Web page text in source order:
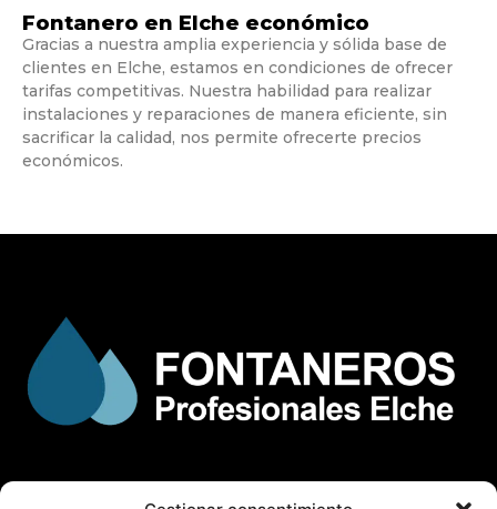
Fontanero en Elche económico
Gracias a nuestra amplia experiencia y sólida base de
clientes en Elche, estamos en condiciones de ofrecer
tarifas competitivas. Nuestra habilidad para realizar
instalaciones y reparaciones de manera eficiente, sin
sacrificar la calidad, nos permite ofrecerte precios
económicos.